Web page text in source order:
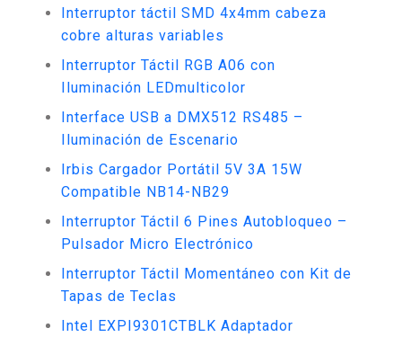
Interruptor táctil SMD 4x4mm cabeza
cobre alturas variables
Interruptor Táctil RGB A06 con
Iluminación LEDmulticolor
Interface USB a DMX512 RS485 –
Iluminación de Escenario
Irbis Cargador Portátil 5V 3A 15W
Compatible NB14-NB29
Interruptor Táctil 6 Pines Autobloqueo –
Pulsador Micro Electrónico
Interruptor Táctil Momentáneo con Kit de
Tapas de Teclas
Intel EXPI9301CTBLK Adaptador